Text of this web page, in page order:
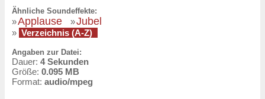
Ähnliche Soundeffekte:
»Applause »Jubel
» Verzeichnis (A-Z)
Angaben zur Datei:
Dauer: 4 Sekunden
Größe: 0.095 MB
Format: audio/mpeg